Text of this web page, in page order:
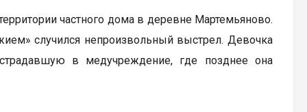
частного дома в деревне Мартемьяново.
случился непроизвольный выстрел. Девочка
в медучреждение, где позднее она